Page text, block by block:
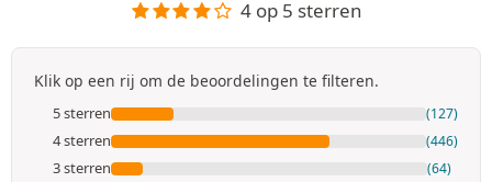
4 op 5 sterren
Klik op een rij om de beoordelingen te filteren.
5 sterren (127)
4 sterren (446)
3 sterren (64)